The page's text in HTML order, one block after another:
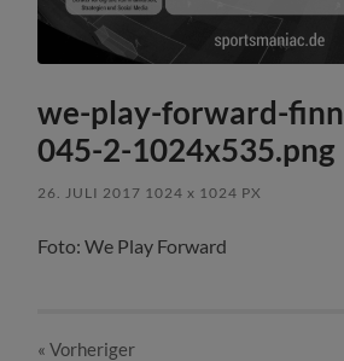
we-play-forward-
045-2-1024x535.png
26. JULI 2017 1024x 1024 PX
Foto: We Play Forward
« Vorheriger